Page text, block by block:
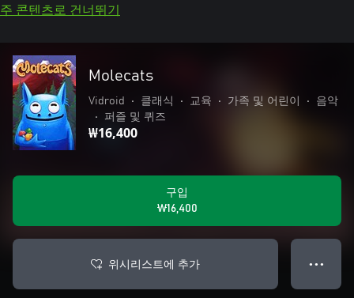
주 콘텐츠로 건너뛰기
Molecats
Vidroid • 클래식 • 교육 • 가족 및 어린이 •
음악
•
퍼즐 및 퀴즈
₩16,400
구입
₩16,400
위시리스트에 추가 ● ● ●